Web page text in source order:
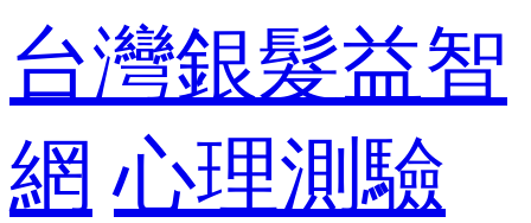
台灣銀髮益智
網 心理測驗